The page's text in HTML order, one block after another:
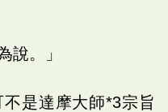
說。」
是達摩大師*3宗旨